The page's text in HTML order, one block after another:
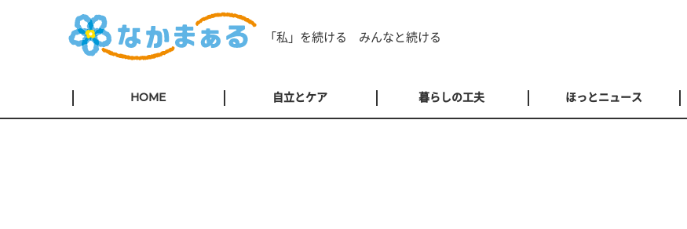
「私」を続ける みんなと続ける
HOME 自立とケア 暮らしの工夫 ほっとニュース